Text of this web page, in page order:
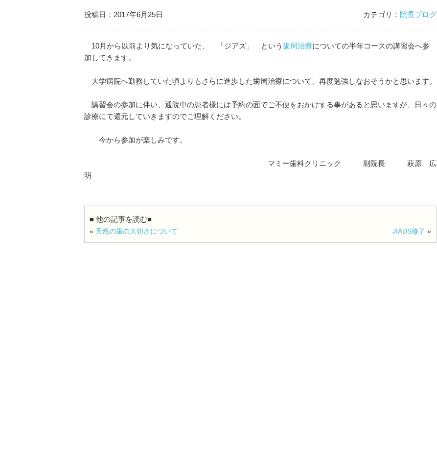
投稿日：2017年6月25日 カテゴリ： 院長ブログ
10月から以前より気になっていた、 「ジアズ」 という 歯周治療についての半年コースの講習会へ参
加してきます。
大学病院へ勤務していた頃よりもさらに進歩した歯周治療について、再度勉強しなおそうかと思います。
講習会の参加に伴い、通院中の患者様には予約の面でご不便をおかけする事があると思いますが、日々の
診療にて還元していきますのでご理解ください。
今から参加が楽しみです。
マミー歯科クリニック 副院長 萩原 広
明
■ 他の記事を読む■
« 天然の歯の大切さについて JIADS修了 »